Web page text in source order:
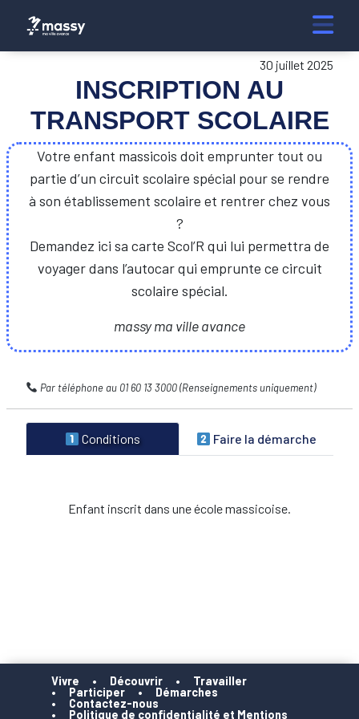
30 juillet 2025
INSCRIPTION AU
TRANSPORT SCOLAIRE
Votre enfant massicois doit emprunter tout ou
partie d’un circuit scolaire spécial pour se rendre
à son établissement scolaire et rentrer chez vous
?
Demandez ici sa carte Scol’R qui lui permettra de
voyager dans l’autocar qui emprunte ce circuit
scolaire spécial.
massy ma ville avance
Par téléphone au 01 60 13 3000 (Renseignements uniquement)
Conditions Faire la démarche
Enfant inscrit dans une école massicoise.
Vivre Découvrir
Travailler
Participer
Démarches
Contactez-nous
Politique de confidentialité et Mentions